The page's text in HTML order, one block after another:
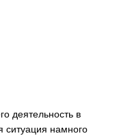
деятельность в
ситуация намного